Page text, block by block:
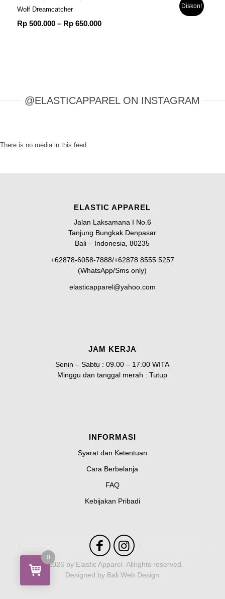
Wolf Dreamcatcher
Rp500.000 – Rp650.000Rentang
Diskon!
@ELASTICAPPAREL ON INSTAGRAM
There is no media in this feed
ELASTIC APPAREL
Jalan Laksamana I No.6
Tanjung Bungkak Denpasar
Bali – Indonesia, 80235
+62878-6058-7888/+62878 8555 5257
(WhatsApp/Sms only)
elasticapparel@yahoo.com
JAM KERJA
Senin – Sabtu : 09.00 – 17.00 WITA
Minggu dan tanggal merah : Tutup
INFORMASI
Syarat dan Ketentuan
Cara Berbelanja
FAQ
Kebijakan Pribadi
© 2026 by Elastic Apparel . Allrights reserved.
Designed by Bali Web Design
0